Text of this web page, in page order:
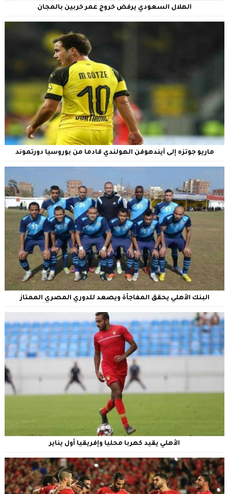
الهلال السعودي يرفض خروج عمر خربين بالمجان
ماريو جوتزه إلى آيندهوفن الهولندي قادما من بوروسيا دورتموند
البنك الأهلي يحقق المفاجأة ويصعد للدوري المصري الممتاز
الأهلي يقيد كهربا محليا وإفريقيا أول يناير